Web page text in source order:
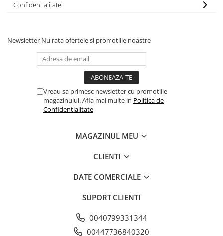
Confidentialitate
Newsletter Nu rata ofertele si promotiile noastre
Vreau sa primesc newsletter cu promotiile
magazinului. Afla mai multe in Politica de
Confidentialitate
MAGAZINUL MEU
CLIENTI
DATE COMERCIALE
SUPORT CLIENTI
0040799331344
00447736840320